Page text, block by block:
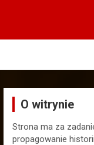
O witrynie
Strona ma za
propagowanie